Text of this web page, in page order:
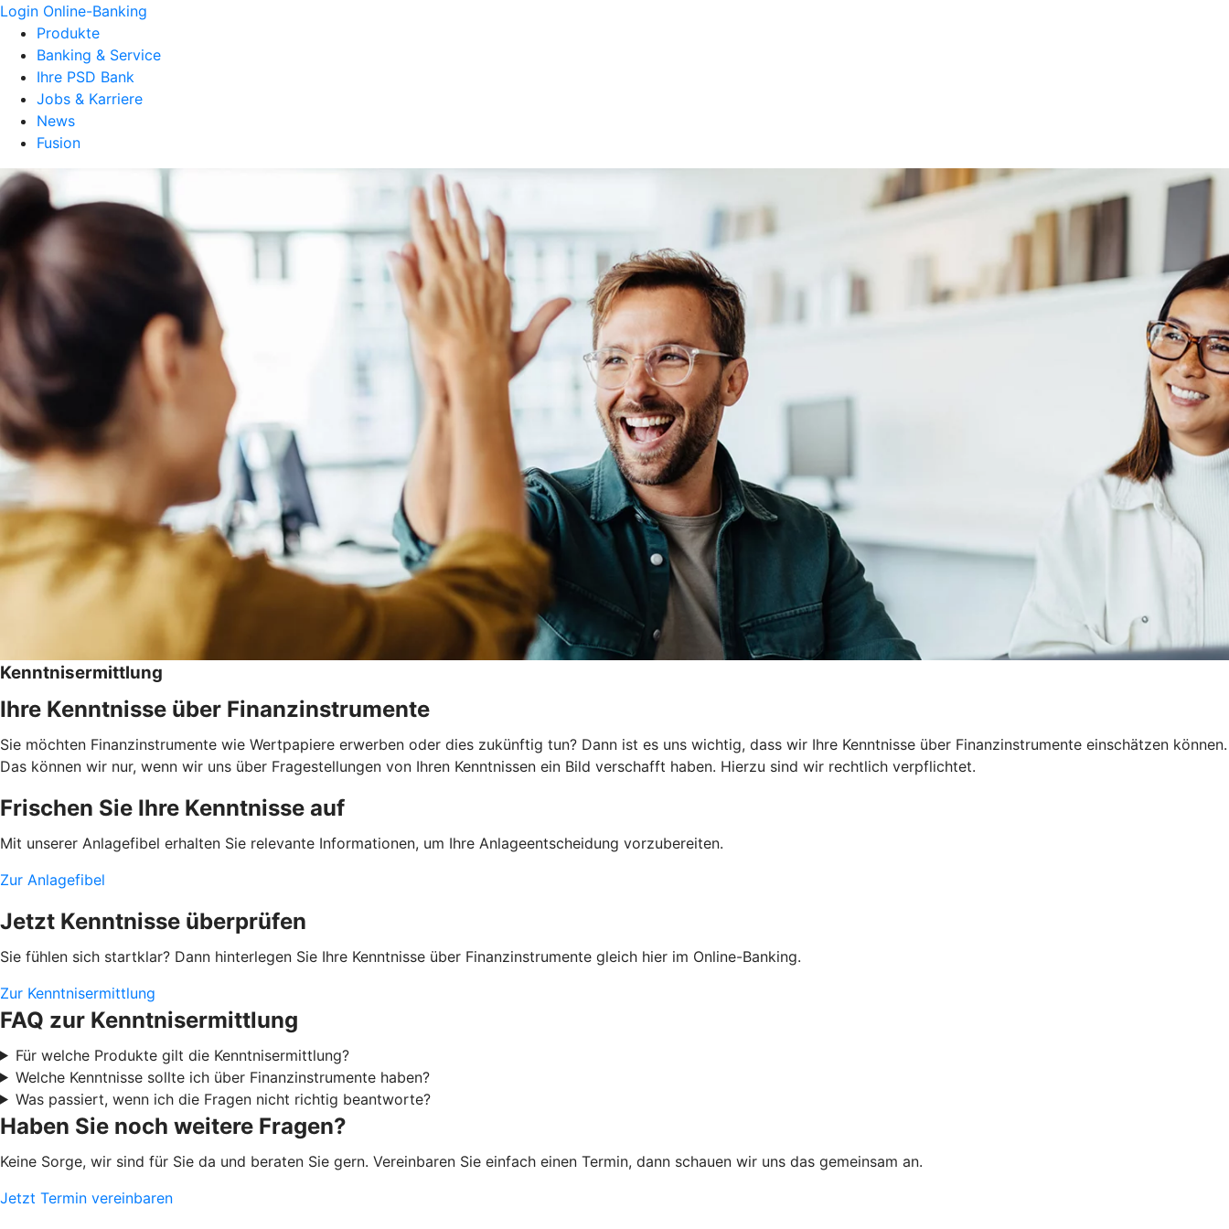
Login Online-Banking
Produkte
Banking & Service
Ihre PSD Bank
Jobs & Karriere
News
Fusion
Kenntnisermittlung
Ihre Kenntnisse über Finanzinstrumente
Sie möchten Finanzinstrumente wie Wertpapiere erwerben oder dies zukünftig tun? Dann ist es uns wichtig, dass wir Ihre Kenntnisse über Finanzinstrumente einschätzen können.
Das können wir nur, wenn wir uns über Fragestellungen von Ihren Kenntnissen ein Bild verschafft haben. Hierzu sind wir rechtlich verpflichtet.
Frischen Sie Ihre Kenntnisse auf
Mit unserer Anlagefibel erhalten Sie relevante Informationen, um Ihre Anlageentscheidung vorzubereiten.
Zur Anlagefibel
Jetzt Kenntnisse überprüfen
Sie fühlen sich startklar? Dann hinterlegen Sie Ihre Kenntnisse über Finanzinstrumente gleich hier im Online-Banking.
Zur Kenntnisermittlung
FAQ zur Kenntnisermittlung
Für welche Produkte gilt die Kenntnisermittlung?
Welche Kenntnisse sollte ich über Finanzinstrumente haben?
Was passiert, wenn ich die Fragen nicht richtig beantworte?
Haben Sie noch weitere Fragen?
Keine Sorge, wir sind für Sie da und beraten Sie gern. Vereinbaren Sie einfach einen Termin, dann schauen wir uns das gemeinsam an.
Jetzt Termin vereinbaren